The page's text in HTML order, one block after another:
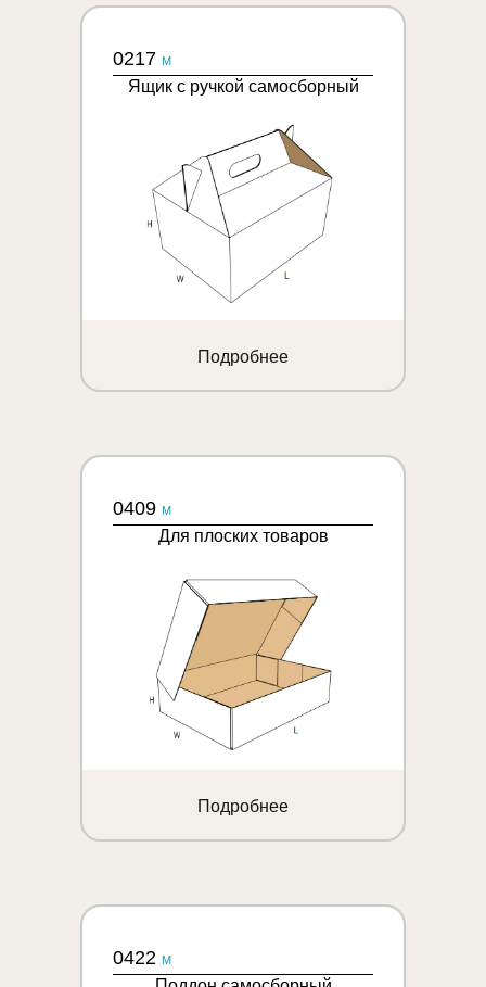
0217 M
Ящик с ручкой самосборный
Подробнее
0409 M
Для плоских товаров
Подробнее
0422 M